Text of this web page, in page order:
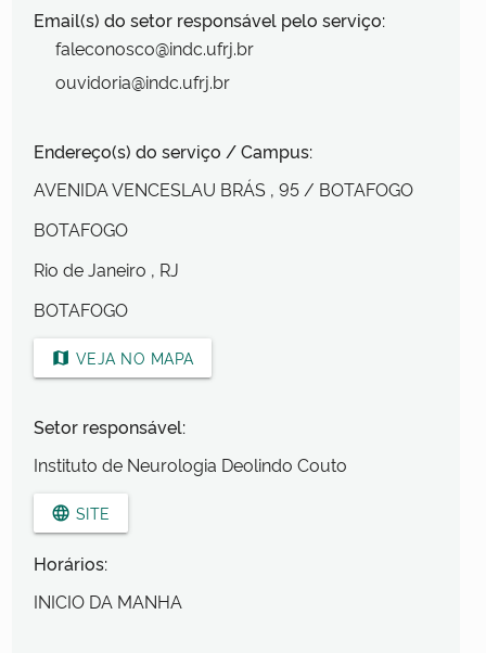
Email(s) do setor responsável pelo serviço:
faleconosco@indc.ufrj.br
ouvidoria@indc.ufrj.br
Endereço(s) do serviço / Campus:
AVENIDA VENCESLAU BRÁS , 95 / BOTAFOGO
BOTAFOGO
Rio de Janeiro , RJ
BOTAFOGO
map VEJA NO MAPA
Setor responsável:
Instituto de Neurologia Deolindo Couto
language SITE
Horários:
INICIO DA MANHA